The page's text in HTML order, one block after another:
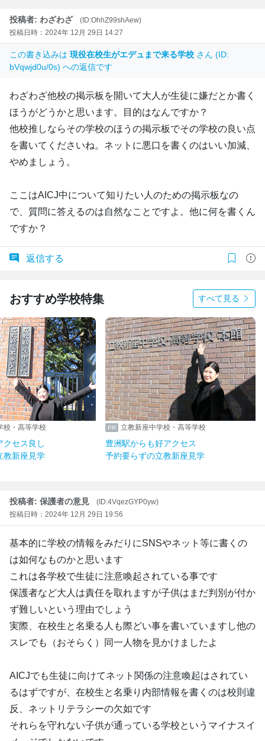
投稿者: わざわざ
(ID:OhhZ99shAew)
投稿日時：2024年 12月 29日 14:27
この書き込みは 現役在校生がエデュまで来る学校 さん (ID:
bVqwjd0u/0s) への返信です
わざわざ他校の掲示板を開いて大人が生徒に嫌だとか書く
ほうがどうかと思います。目的はなんですか？
他校推しならその学校のほうの掲示板でその学校の良い点
を書いてくださいね。ネットに悪口を書くのはいい加減、
やめましょう。
ここはAICJ中について知りたい人のための掲示板なの
で、質問に答えるのは自然なことですよ。他に何を書くん
ですか？
返信する
おすすめ学校特集 すべて見る
校・高等学校
クセス良し
教新座見学
立教新座中学校・高等学校
豊洲駅からも好アクセス
予約要らずの立教新座見学
投稿者: 保護者の意見
(ID:4VqezGYP0yw)
投稿日時：2024年 12月 29日 19:56
基本的に学校の情報をみだりにSNSやネット等に書くの
は如何なものかと思います
これは各学校で生徒に注意喚起されている事です
保護者など大人は責任を取れますが子供はまだ判別が付か
ず難しいという理由でしょう
実際、在校生と名乗る人も際どい事を書いていますし他の
スレでも（おそらく）同一人物を見かけましたよ
AICJでも生徒に向けてネット関係の注意喚起はされてい
るはずですが、在校生と名乗り内部情報を書くのは校則違
反、ネットリテラシーの欠如です
それらを守れない子供が通っている学校というマイナスイ